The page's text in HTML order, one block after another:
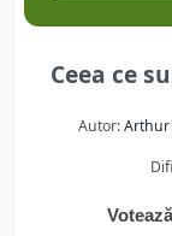
Ceea ce
Autor:Arthur